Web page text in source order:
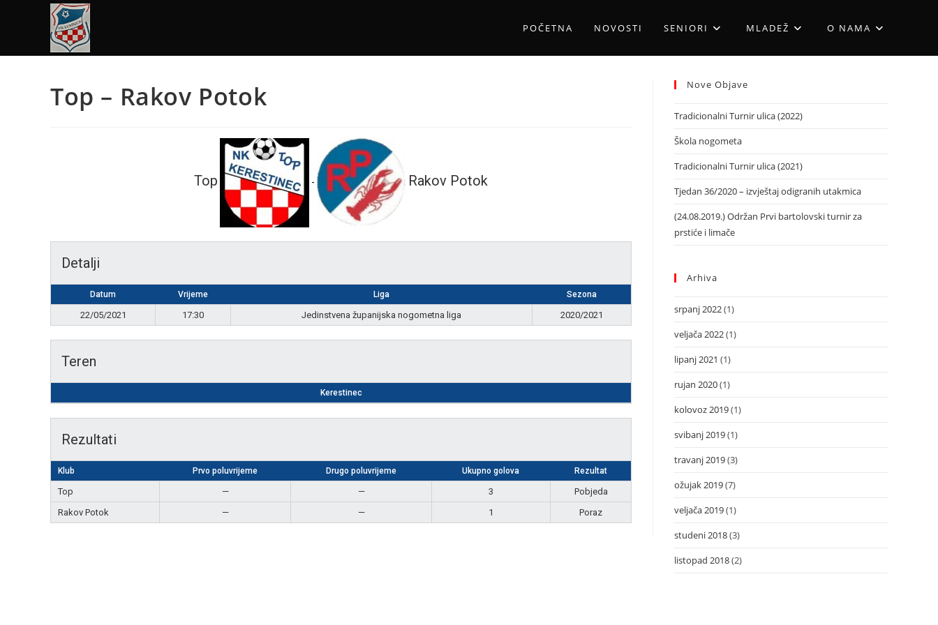
POČETNA NOVOSTI SENIORI MLADEŽ O NAMA
Top – Rakov Potok
Top - Rakov Potok
Detalji
Datum Vrijeme Liga Sezona
22/05/2021 17:30 Jedinstvena županijska nogometna liga 2020/2021
Teren
Kerestinec
Rezultati
Klub Prvo poluvrijeme Drugo poluvrijeme Ukupno golova Rezultat
Top — — 3
Pobjeda
Rakov Potok
— — 1 Poraz
Nove Objave
Tradicionalni Turnir ulica (2022)
Škola nogometa
Tradicionalni Turnir ulica (2021)
Tjedan 36/2020 – izvještaj odigranih utakmica
(24.08.2019.) Održan Prvi bartolovski turnir za
prstiće i limače
Arhiva
srpanj 2022(1)
veljača 2022(1)
lipanj 2021 (1)
rujan 2020(1)
kolovoz 2019(1)
svibanj 2019(1)
travanj 2019(3)
ožujak 2019(7)
veljača 2019(1)
studeni 2018(3)
listopad 2018(2)